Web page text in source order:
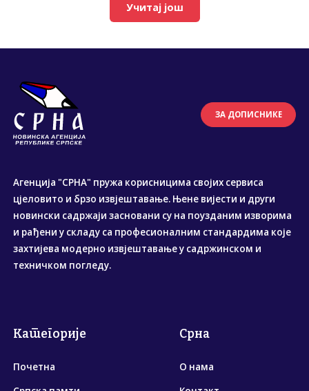
Учитај још
ЗА ДОПИСНИКЕ
Агенција "СРНА" пружа корисницима својих сервиса
цјеловито и брзо извјештавање. Њене вијести и други
новински садржаји засновани су на поузданим изворима
и рађени у складу са професионалним стандардима које
захтијева модерно извјештавање у садржинском и
техничком погледу.
Категорије
Почетна
Срна
О нама